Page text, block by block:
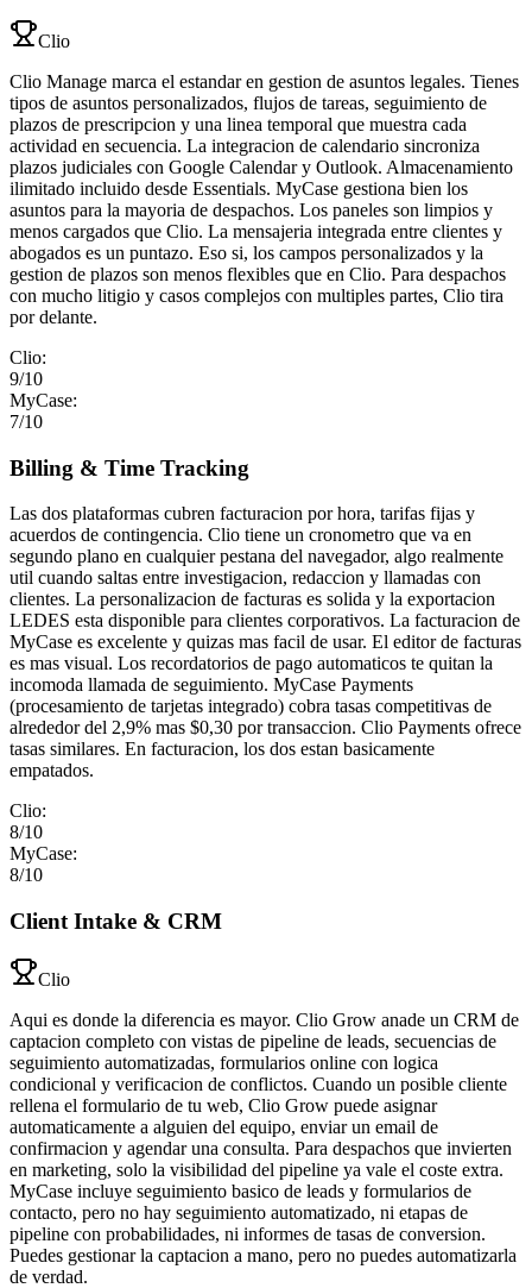
Clio
Clio Manage marca el estandar en gestion de asuntos legales. Tienes
tipos de asuntos personalizados, flujos de tareas, seguimiento de
plazos de prescripcion y una linea temporal que muestra cada
actividad en secuencia. La integracion de calendario sincroniza
plazos judiciales con Google Calendar y Outlook. Almacenamiento
ilimitado incluido desde Essentials. MyCase gestiona bien los
asuntos para la mayoria de despachos. Los paneles son limpios y
menos cargados que Clio. La mensajeria integrada entre clientes y
abogados es un puntazo. Eso si, los campos personalizados y la
gestion de plazos son menos flexibles que en Clio. Para despachos
con mucho litigio y casos complejos con multiples partes, Clio tira
por delante.
Clio:
9/10
MyCase:
7/10
Billing & Time Tracking
Las dos plataformas cubren facturacion por hora, tarifas fijas y
acuerdos de contingencia. Clio tiene un cronometro que va en
segundo plano en cualquier pestana del navegador, algo realmente
util cuando saltas entre investigacion, redaccion y llamadas con
clientes. La personalizacion de facturas es solida y la exportacion
LEDES esta disponible para clientes corporativos. La facturacion de
MyCase es excelente y quizas mas facil de usar. El editor de facturas
es mas visual. Los recordatorios de pago automaticos te quitan la
incomoda llamada de seguimiento. MyCase Payments
(procesamiento de tarjetas integrado) cobra tasas competitivas de
alrededor del 2,9% mas $0,30 por transaccion. Clio Payments ofrece
tasas similares. En facturacion, los dos estan basicamente
empatados.
Clio:
8/10
MyCase:
8/10
Client Intake & CRM
Clio
Aqui es donde la diferencia es mayor. Clio Grow anade un CRM de
captacion completo con vistas de pipeline de leads, secuencias de
seguimiento automatizadas, formularios online con logica
condicional y verificacion de conflictos. Cuando un posible cliente
rellena el formulario de tu web, Clio Grow puede asignar
automaticamente a alguien del equipo, enviar un email de
confirmacion y agendar una consulta. Para despachos que invierten
en marketing, solo la visibilidad del pipeline ya vale el coste extra.
MyCase incluye seguimiento basico de leads y formularios de
contacto, pero no hay seguimiento automatizado, ni etapas de
pipeline con probabilidades, ni informes de tasas de conversion.
Puedes gestionar la captacion a mano, pero no puedes automatizarla
de verdad.